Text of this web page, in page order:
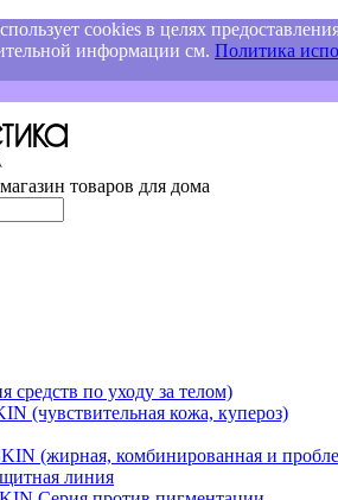
cookies в целях
информации см. Политика
товаров для дома
средств по уходу за телом)
(чувствительная кожа, купероз)
(жирная, комбинированная и
линия